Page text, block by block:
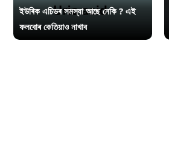
ইউৰিক এচিডৰ সমস্যা আছে নেকি ? এই
ফলবোৰ কেতিয়াও নাখাব